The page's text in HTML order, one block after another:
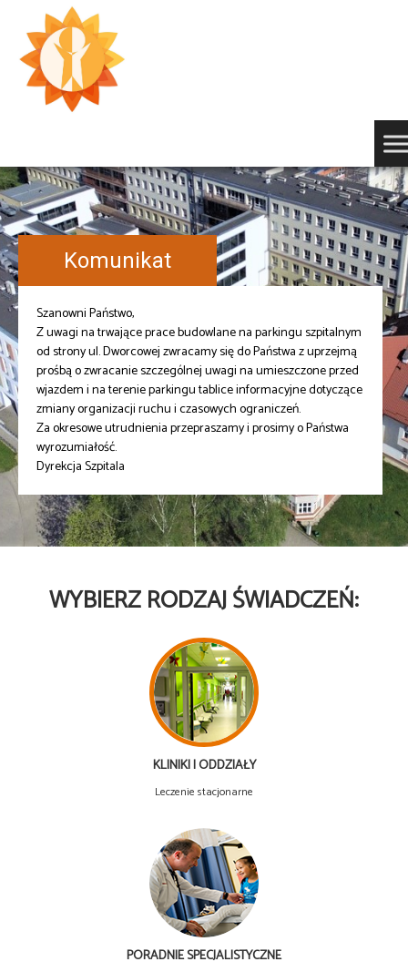
Przejdź
Komunikat
Szanowni Państwo,
Z uwagi na trwające prace budowlane na parkingu szpitalnym
od strony ul. Dworcowej zwracamy się do Państwa z uprzejmą
prośbą o zwracanie szczególnej uwagi na umieszczone przed
wjazdem i na terenie parkingu tablice informacyjne dotyczące
zmiany organizacji ruchu i czasowych ograniczeń.
Za okresowe utrudnienia przepraszamy i prosimy o Państwa
wyrozumiałość.
Dyrekcja Szpitala
WYBIERZ RODZAJ ŚWIADCZEŃ:
KLINIKI I ODDZIAŁY
Leczenie stacjonarne
PORADNIE SPECJALISTYCZNE